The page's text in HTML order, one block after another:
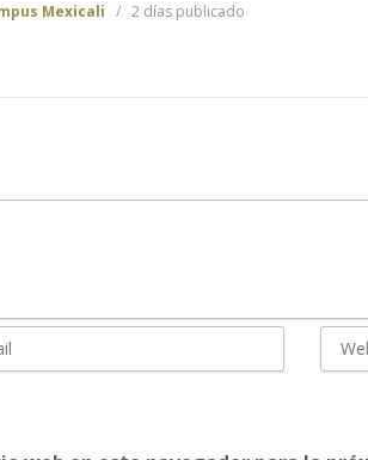
Mexicali 2 días publicado